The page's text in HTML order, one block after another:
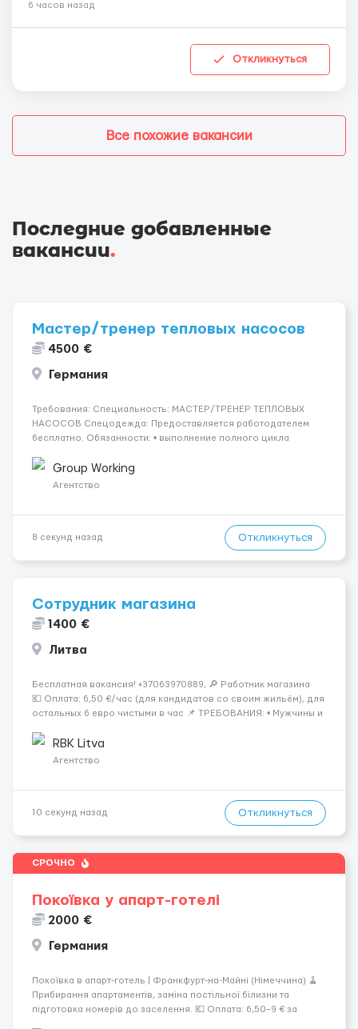
6 часов назад
Откликнуться
Все похожие вакансии
Последние добавленные
вакансии.
Мастер/тренер тепловых насосов
4500 €
Германия
Требования: ‍Специальность: МАСТЕР/ТРЕНЕР ТЕПЛОВЫХ
НАСОСОВ Спецодежда: Предоставляется работодателем
бесплатно. Обязанности: • выполнение полного цикла
наружных блоков тепловых насосов; • монтаж систем
отопления, вод...
Group Working
Агентство
8 секунд назад Откликнуться
Сотрудник магазина
1400 €
Литва
Бесплатная вакансия! +37063970889, 🔎 Работник магазина
💶 Оплата: 6,50 €/час (для кандидатов со своим жильём), для
остальных 6 евро чистыми в час 📌 ТРЕБОВАНИЯ: • Мужчины и
работать &bul...
RBK Litva
Агентство
10 секунд назад Откликнуться
СРОЧНО
Покоївка у апарт-готелі
2000 €
Германия
Покоївка в апарт-готель | Франкфурт-на-Майні (Німеччина) 🧹
Прибирання апартаментів, заміна постільної білизни та
підготовка номерів до заселення. 💶 Оплата: 6,50–9 € за